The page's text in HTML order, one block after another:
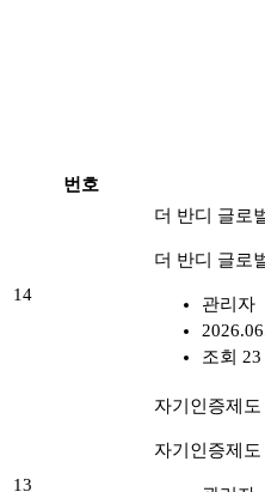
번호
14
더 반디 글로
더 반디 글로
관리자
조회 23
13
자기인증제
자기인증제